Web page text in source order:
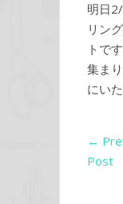
明日
リン
トで
集ま
にい
←
Post